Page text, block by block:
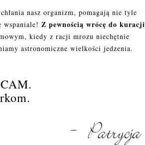
nasz organizm, pomagają nie tyle
wspaniale! Z pewnością wrócę do kuracji
kiedy z racji mrozu niechętnie
astronomiczne wielkości jedzenia.
.